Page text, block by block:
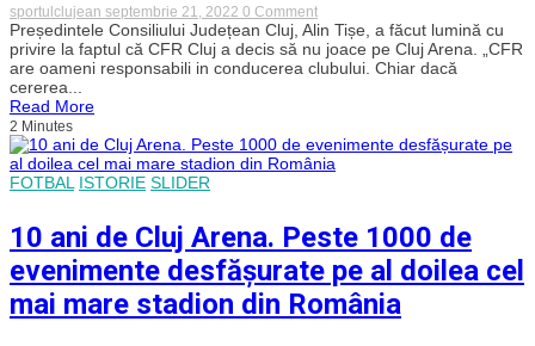
sportulclujean septembrie 21, 2022 0 Commenton
Tișe
a
anunțat
că
va
juca
pe
pentru
a
„escalada
stare
Președintele Consiliului Județean Cluj, Alin Tișe, a făcut lumină cu
privire la faptul că CFR Cluj a decis să nu joace pe Cluj Arena. „CFR
are oameni responsabili in conducerea clubului. Chiar dacă
cererea...
Read More
2 Minutes
FOTBAL ISTORIE SLIDER
10 ani de Cluj Arena. Peste 1000 de
evenimente desfășurate pe al doilea cel
mai mare stadion din România